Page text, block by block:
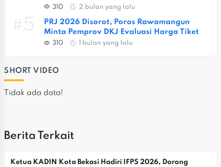
Jatiasih
310 2 bulan yang lalu
#5
PRJ 2026 Disorot, Poros Rawamangun
Minta Pemprov DKJ Evaluasi Harga Tiket
310 1 bulan yang lalu
SHORT VIDEO
Tidak ada data!
Berita Terkait
Ketua KADIN Kota Bekasi Hadiri IFPS 2026, Dorong